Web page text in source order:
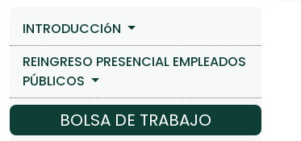
INTRODUCCIóN
REINGRESO PRESENCIAL EMPLEADOS
PÚBLICOS
BOLSA DE TRABAJO